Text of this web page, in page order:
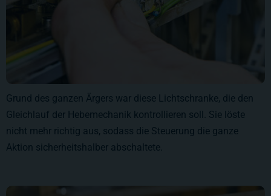
Grund des ganzen Ärgers war diese Lichtschranke, die den
Gleichlauf der Hebemechanik kontrollieren soll. Sie löste
nicht mehr richtig aus, sodass die Steuerung die ganze
Aktion sicherheitshalber abschaltete.